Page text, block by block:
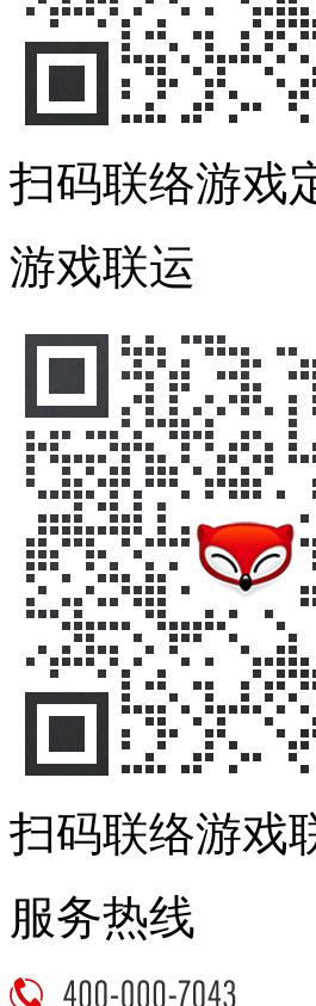
扫码联络游戏
游戏联运
扫码联络游戏
服务热线